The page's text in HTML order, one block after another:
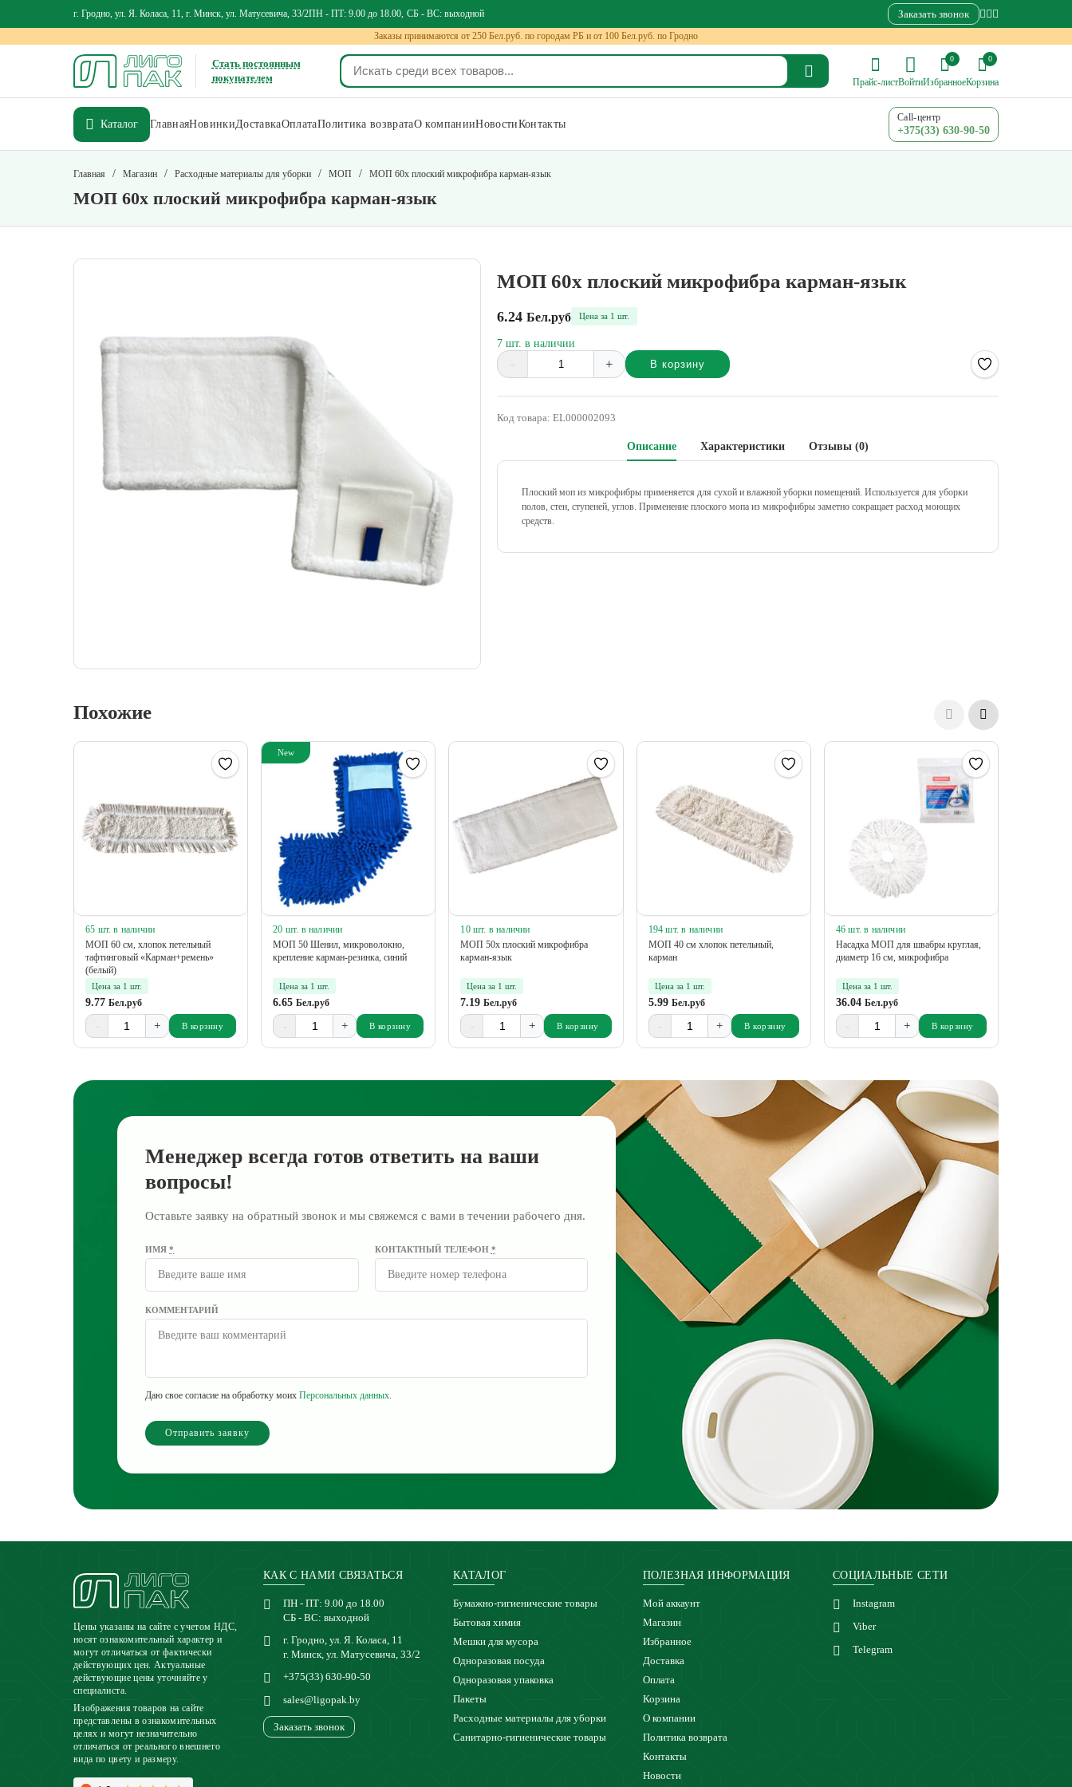
г. Гродно, ул. Я. Коласа, 11, г. Минск, ул. Матусевича, 33/2ПН - ПТ: 9.00 до 18.00 СБ - ВС: выходной Заказать звонок
Заказы принимаются от 250 Бел.руб. по городам РБ и от 100 Бел.руб. по Гродно
Стать постоянным
покупателем
Прайс-листВойти
0
Избранное
0
Корзина
Каталог ГлавнаяНовинкиДоставкаОплатаПолитика возвратаО компанииНовостиКонтакты
Call-центр
+375(33) 630-90-50
Главная / Магазин / Расходные материалы для уборки / МОП / МОП 60х плоский микрофибра карман-язык
МОП 60х плоский микрофибра карман-язык
МОП 60х плоский микрофибра карман-язык
6.24 Бел.руб Цена за 1 шт.
7 шт. в наличии
- + В корзину
Alternative:
Код товара: EL000002093
Описание Характеристики Отзывы (0)
Плоский моп из микрофибры применяется для сухой и влажной уборки помещений. Используется для уборки
полов, стен, ступеней, углов. Применение плоского мопа из микрофибры заметно сокращает расход моющих
средств.
Похожие
65 шт. в наличии
МОП 60 см, хлопок петельный
тафтинговый «Карман+ремень»
(белый)
Цена за 1 шт.
9.77 Бел.руб
- + В корзину
New
20 шт. в наличии
МОП 50 Шенил, микроволокно,
крепление карман-резинка, синий
Цена за 1 шт.
6.65Бел.руб
- + В корзину
10 шт. в наличии
МОП 50х плоский микрофибра
карман-язык
Цена за 1 шт.
7.19Бел.руб
- + В корзину
194 шт. в наличии
МОП 40 см хлопок петельный,
карман
Цена за 1 шт.
5.99 Бел.руб
- + В корзину
46 шт. в наличии
Насадка МОП для швабры круглая,
диаметр 16 см, микрофибра
Цена за 1 шт.
36.04 Бел.руб
- + В корзину
Менеджер всегда готов ответить на ваши
вопросы!
Оставьте заявку на обратный звонок и мы свяжемся с вами в течении рабочего дня.
ИМЯ * КОНТАКТНЫЙ ТЕЛЕФОН *
КОММЕНТАРИЙ
Даю свое согласие на обработку моих Персональных данных.
Отправить заявку
Цены указаны на сайте с учетом НДС,
носят ознакомительный характер и
могут отличаться от фактически
действующих цен. Актуальные
действующие цены уточняйте у
специалиста.
Изображения товаров на сайте
представлены в ознакомительных
целях и могут незначительно
отличаться от реального внешнего
вида по цвету и размеру.
КАК С НАМИ СВЯЗАТЬСЯ
ПН - ПТ: 9.00 до 18.00
СБ - ВС: выходной
г. Гродно, ул. Я. Коласа, 11
г. Минск, ул. Матусевича, 33/2
+375(33) 630-90-50
sales@ligopak.by
Заказать звонок
КАТАЛОГ
Бумажно-гигиенические товары
Бытовая химия
Мешки для мусора
Одноразовая посуда
Одноразовая упаковка
Пакеты
Расходные материалы для уборки
Санитарно-гигиенические товары
ПОЛЕЗНАЯ ИНФОРМАЦИЯ
Мой аккаунт
Магазин
Избранное
Доставка
Оплата
Корзина
О компании
Политика возврата
Контакты
Новости
СОЦИАЛЬНЫЕ СЕТИ
Instagram
Viber
Telegram